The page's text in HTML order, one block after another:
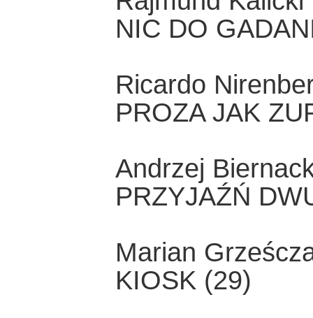
NIC DO
Ricardo
PROZA JAK
Andrzej
PRZYJAŹŃ
Marian
KIOSK (29)